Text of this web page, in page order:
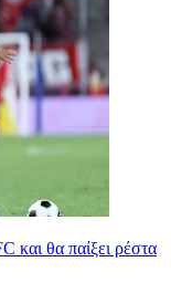
και θα παίξει ρέστα